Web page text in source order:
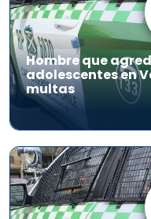
Hombre que
adolescentes en
multas